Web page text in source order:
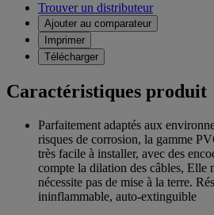
Trouver un distributeur
Ajouter au comparateur
Imprimer
Télécharger
Caractéristiques produit
Parfaitement adaptés aux
risques de corrosion, la gamme
très facile à installer, avec des
compte la dilation des câbles, Elle
nécessite pas de mise à la terre.
ininflammable, auto-extinguible